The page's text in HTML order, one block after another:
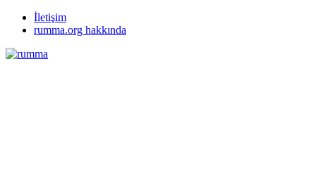
İletişim
rumma.org hakkında